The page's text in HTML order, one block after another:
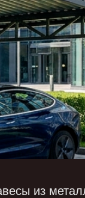
из